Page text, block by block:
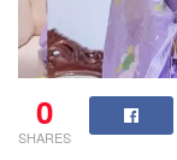
0
SHARES